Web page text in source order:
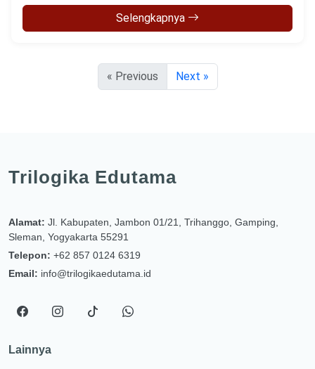
Selengkapnya
« Previous Next »
Trilogika Edutama
Alamat: Jl. Kabupaten, Jambon 01/21, Trihanggo, Gamping,
Sleman, Yogyakarta 55291
Telepon: +62 857 0124 6319
Email: info@trilogikaedutama.id
Lainnya